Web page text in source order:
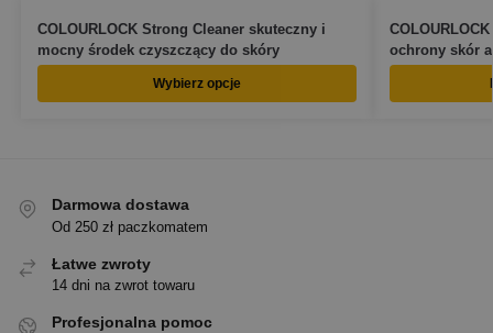
COLOURLOCK Strong Cleaner skuteczny i
mocny środek czyszczący do skóry
Wybierz opcje
ochrony skór
Darmowa dostawa
Od 250 zł paczkomatem
Łatwe zwroty
14 dni na zwrot towaru
Profesjonalna pomoc